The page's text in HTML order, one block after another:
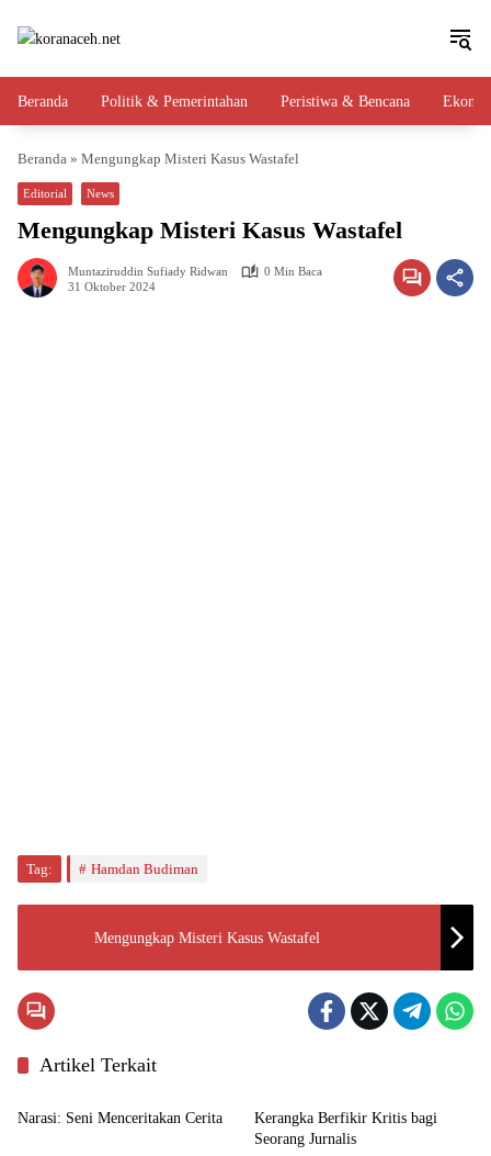
Beranda Politik & Pemerintahan Peristiwa & Bencana
Beranda » Mengungkap Misteri Kasus Wastafel
Editorial News
Mengungkap Misteri Kasus Wastafel
Muntaziruddin Sufiady Ridwan
0 Min Baca
31 Oktober 2024
Tag: Hamdan Budiman
Mengungkap Misteri Kasus Wastafel
Artikel Terkait
Editorial
Narasi: Seni Menceritakan Cerita
Kerangka Berfikir Kritis bagi
Seorang Jurnalis
Editorial